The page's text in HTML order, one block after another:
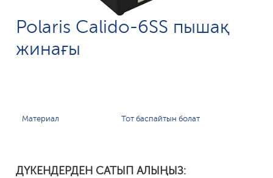
Polaris Calido-6SS пышақ
жинағы
Материал Тот баспайтын болат
ДҮКЕНДЕРДЕН САТЫП АЛЫҢЫЗ: